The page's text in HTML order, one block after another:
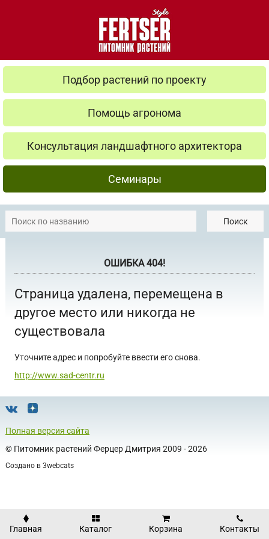
Подбор растений по проекту
Помощь агронома
Консультация ландшафтного архитектора
Семинары
Поиск
ОШИБКА 404!
Страница удалена, перемещена в
другое место или никогда не
существовала
Уточните адрес и попробуйте ввести его снова.
http://www.sad-centr.ru
Полная версия сайта
© Питомник растений Ферцер Дмитрия 2009 - 2026
Создано в 3webcats
Главная Каталог Корзина Контакты